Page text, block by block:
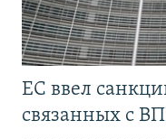
ЕС ввел
связанных с